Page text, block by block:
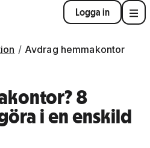
Logga in
Avdrag hemmakontor
8
i en enskild